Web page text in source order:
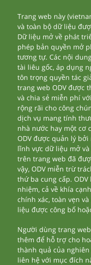
Trang web này
và toàn bộ dữ liệu
Dữ liệu mở về phát
phép bản quyền mở
tương tự. Các nội
tài liêu gốc, áp dụng
tôn trọng quyền tác
trang web ODV được
và chia sẻ miễn phí
rộng rãi cho công
dịch vụ mang tính
nhà nước hay một cơ
ODV được quản lý
lĩnh vực dữ liệu mở
trên trang web đã
vậy, ODV miễn trừ
thứ ba cung cấp.
nhiệm, cả về khía
chính xác, toàn vẹn
liệu được công bố
Người dùng trang
thêm để hỗ trợ cho
thành quả của
liên hệ với mục đích